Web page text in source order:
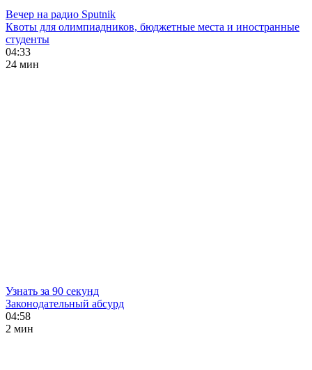
Вечер на радио Sputnik
Квоты для олимпиадников, бюджетные места и иностранные
студенты
04:33
24 мин
Узнать за 90 секунд
Законодательный абсурд
04:58
2 мин